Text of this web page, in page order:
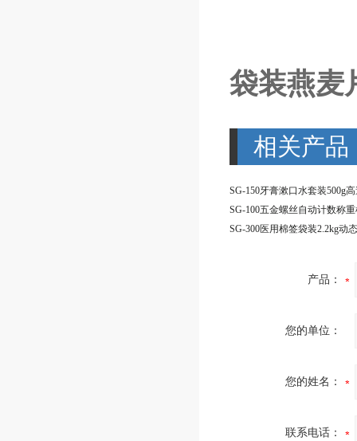
袋装燕麦
相关产品
SG-100五金螺丝自动计数称
产品：
您的单位：
您的姓名：
联系电话：